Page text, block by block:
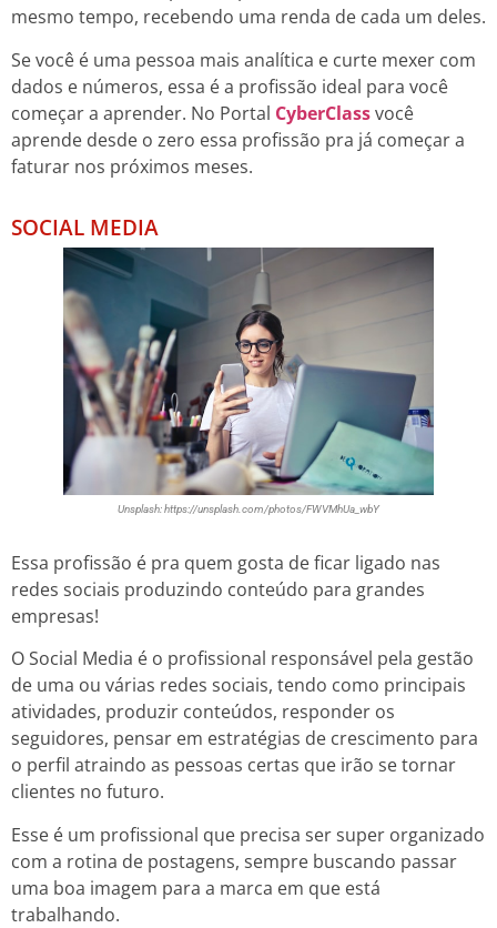
mesmo tempo, recebendo uma renda de cada um deles.
Se você é uma pessoa mais analítica e curte mexer com
dados e números, essa é a profissão ideal para você
começar a aprender. No Portal CyberClassvocê
aprende desde o zero essa profissão pra já começar a
faturar nos próximos meses.
SOCIAL MEDIA
Unsplash: https://unsplash.com/photos/FWVMhUa_wbY
Essa profissão é pra quem gosta de ficar ligado nas
redes sociais produzindo conteúdo para grandes
empresas!
O Social Media é o profissional responsável pela gestão
de uma ou várias redes sociais, tendo como principais
atividades, produzir conteúdos, responder os
seguidores, pensar em estratégias de crescimento para
o perfil atraindo as pessoas certas que irão se tornar
clientes no futuro.
Esse é um profissional que precisa ser super organizado
com a rotina de postagens, sempre buscando passar
uma boa imagem para a marca em que está
trabalhando.